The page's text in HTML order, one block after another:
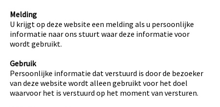
Melding
U krijgt op deze website een melding als u persoonlijke
informatie naar ons stuurt waar deze informatie voor
wordt gebruikt.
Gebruik
Persoonlijke informatie dat verstuurd is door de bezoeker
van deze website wordt alleen gebruikt voor het doel
waarvoor het is verstuurd op het moment van versturen.